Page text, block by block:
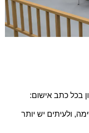
בכל כתב אישום:
ולעיתים יש יותר